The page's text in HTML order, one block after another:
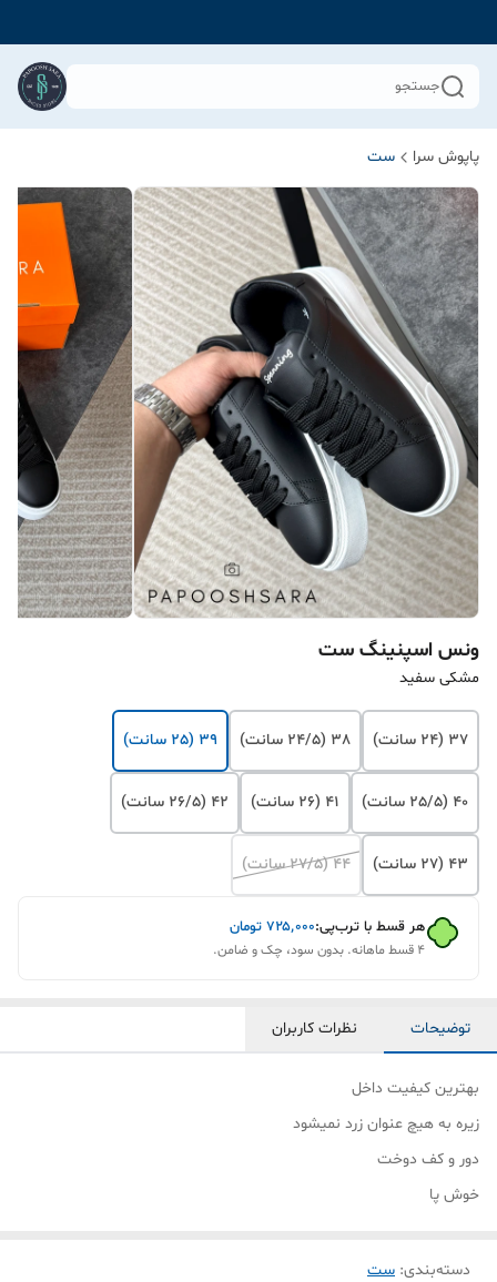
جستجو
پاپوش سرا ست
ونس اسپنینگ ست
مشکی سفید
37 (24 سانت) 38 (24/5 سانت) 39 (25 سانت)
40 (25/5 سانت) 41 (26 سانت) 42 (26/5 سانت)
43 (27 سانت) 44 (27/5 سانت)
هر قسط با ترب‌پی:۷۲۵٬۰۰۰ تومان
۴ قسط ماهانه. بدون سود، چک و ضامن.
توضیحات نظرات کاربران
بهترین کیفیت داخل
زیره به هیچ عنوان زرد نمیشود
دور و کف دوخت
خوش پا
دسته‌بندی: ست